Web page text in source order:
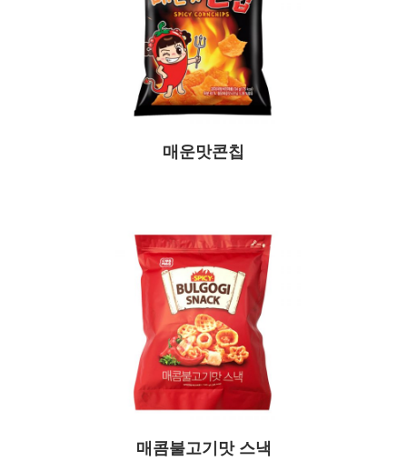
매운맛콘칩
매콤불고기맛 스낵